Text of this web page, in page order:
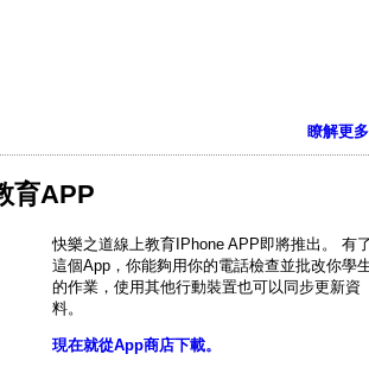
瞭解更
育APP
快樂之道線上教育IPhone APP即將推出。 有
這個App，你能夠用你的電話檢查並批改你學
的作業，使用其他行動裝置也可以同步更新資
料。
現在就從App商店下載。